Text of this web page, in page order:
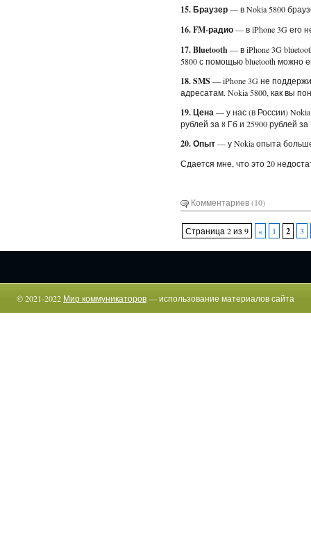
15. Браузер— в Nokia 5800
16. FM-радио— в iPhone 3G его
17. Bluetooth— в iPhone 3G
5800 с помощью bluetooth можно
18. SMS — iPhone 3G не
адресатам. Nokia 5800, как вы
19. Цена— у нас (в России) Nokia
рублей за 8 Гб и 25900 рублей за
20. Опыт— у Nokia опыта
Сдается мне, что это 20
Комментариев (10)
Страница 2 из 9 « 1 2 3
© 2021-2022 Мир коммуникаторов— использование материалов сайта